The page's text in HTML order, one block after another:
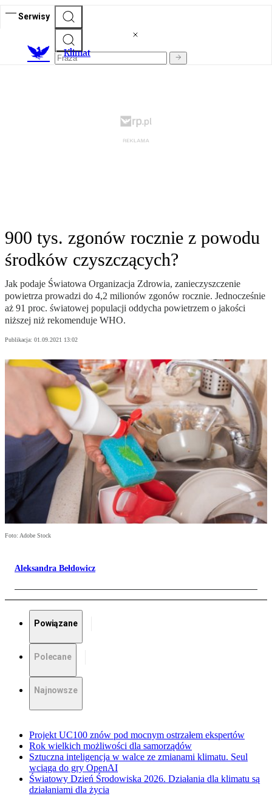
Serwisy
Klimat
900 tys. zgonów rocznie z powodu
środków czyszczących?
Jak podaje Światowa Organizacja Zdrowia, zanieczyszczenie
powietrza prowadzi do 4,2 milionów zgonów rocznie. Jednocześnie
aż 91 proc. światowej populacji oddycha powietrzem o jakości
niższej niż rekomenduje WHO.
Publikacja: 01.09.2021 13:02
Foto: Adobe Stock
Aleksandra Bełdowicz
Powiązane
Polecane
Najnowsze
Projekt UC100 znów pod mocnym ostrzałem ekspertów
Rok wielkich możliwości dla samorządów
Sztuczna inteligencja w walce ze zmianami klimatu. Seul
wciąga do gry OpenAI
Światowy Dzień Środowiska 2026. Działania dla klimatu są
działaniami dla życia